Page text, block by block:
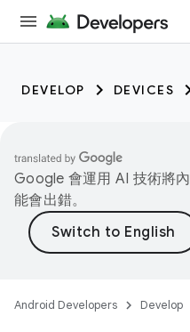
DEVELOP DEVICES
Google 會運用 AI 技術將
能會出錯。
Android Developers Develop